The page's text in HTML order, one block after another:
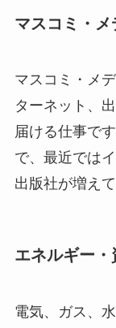
マスコミ・
マスコミ・メ
ターネット、
届ける仕事で
で、最近では
出版社が増えて
エネルギー・
電気、ガス、